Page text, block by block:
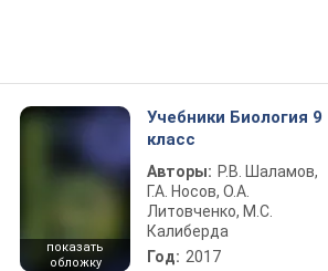
показать
обложку
Учебники Биология 9
класс
Авторы: Р.В. Шаламов,
Г.А. Носов, О.А.
Литовченко, М.С.
Калиберда
Год: 2017